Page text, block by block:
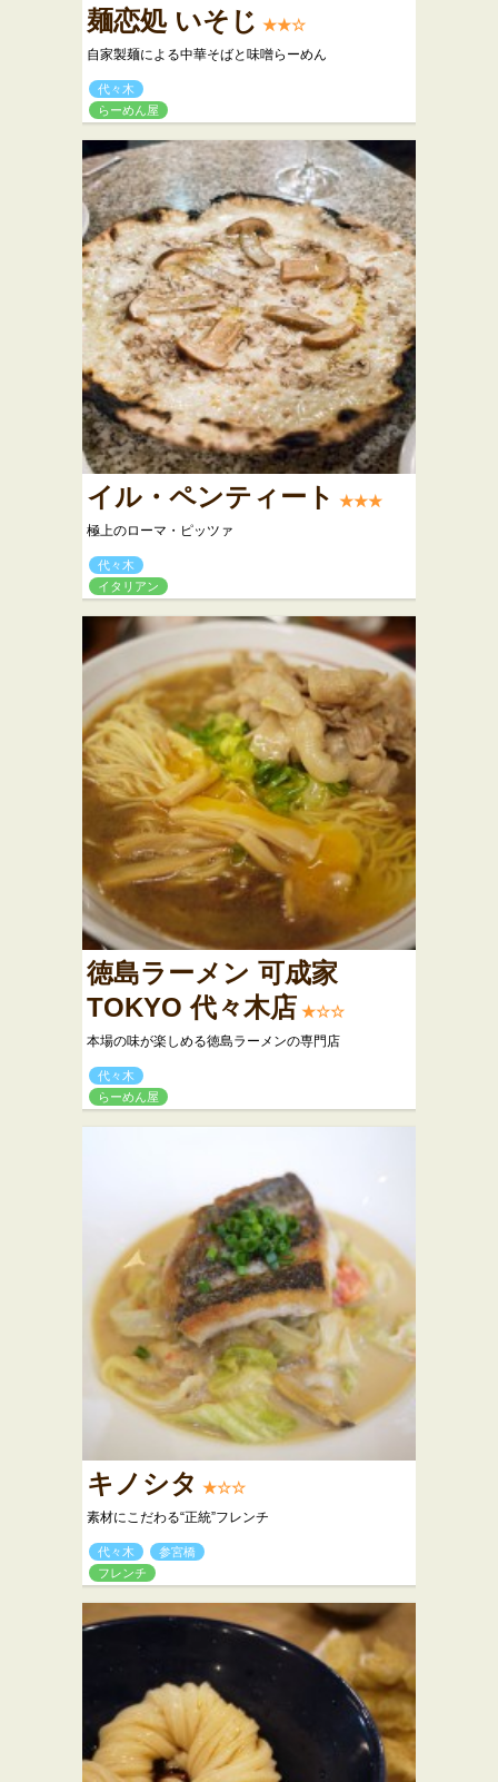
麺恋処 いそじ ★★☆
自家製麺による中華そばと味噌らーめん
代々木
らーめん屋
イル・ペンティート ★★★
極上のローマ・ピッツァ
代々木
イタリアン
徳島ラーメン 可成家
TOKYO 代々木店 ★☆☆
本場の味が楽しめる徳島ラーメンの専門店
代々木
らーめん屋
キノシタ ★☆☆
素材にこだわる“正統”フレンチ
代々木
参宮橋
フレンチ